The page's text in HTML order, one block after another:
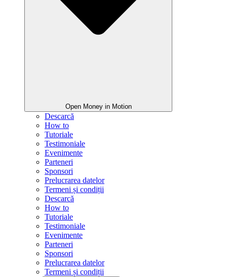
Open Money in Motion
Descarcă
How to
Tutoriale
Testimoniale
Evenimente
Parteneri
Sponsori
Prelucrarea datelor
Termeni și condiții
Descarcă
How to
Tutoriale
Testimoniale
Evenimente
Parteneri
Sponsori
Prelucrarea datelor
Termeni și condiții